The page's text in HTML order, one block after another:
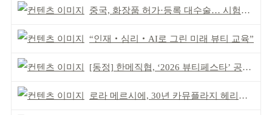
중국, 화장품 허가·등록 대수술… 시험자료 공용 허용
“인재‧심리‧AI로 그린 미래 뷰티 교육”
[동정] 한메직협, ‘2026 뷰티페스타’ 공동 주최
로라 메르시에, 30년 카뮤플라지 헤리티지 담아